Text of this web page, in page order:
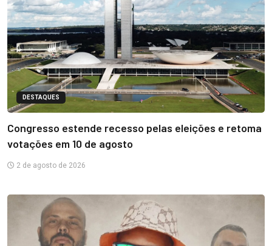
DESTAQUES
Congresso estende recesso pelas eleições e retoma
votações em 10 de agosto
2 de agosto de 2026